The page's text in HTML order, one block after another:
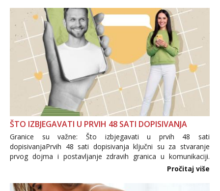
ŠTO IZBJEGAVATI U PRVIH 48 SATI DOPISIVANJA
Granice su važne: Što izbjegavati u prvih 48 sati
dopisivanjaPrvih 48 sati dopisivanja ključni su za stvaranje
prvog dojma i postavljanje zdravih granica u komunikaciji.
Važno je izbjeći prebrzo otkrivanje osobnih ili intimnih
informacija, jer nepoznata osoba još nije zaslužila to
povjerenje. Takođe...
Pročitaj više